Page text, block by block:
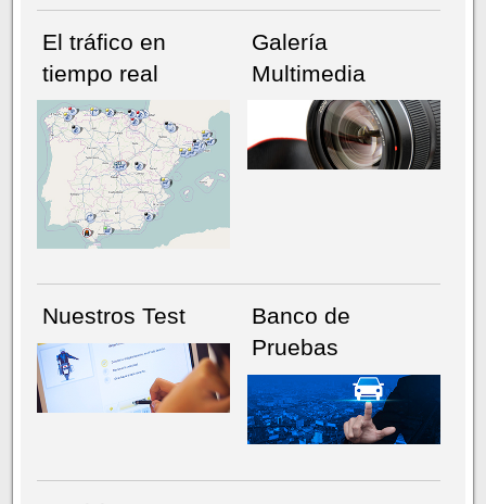
NÚMERO ACTUALHEMEROTECA
El tráfico en
tiempo real
Galería
Multimedia
Nuestros Test
Banco de
Pruebas